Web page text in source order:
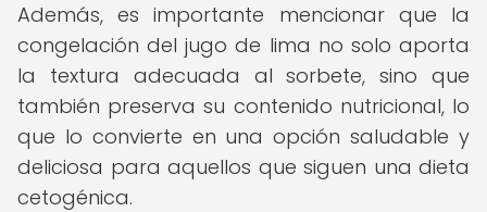
Además, es importante mencionar que la
congelación del jugo de lima no solo aporta
la textura adecuada al sorbete, sino que
también preserva su contenido nutricional, lo
que lo convierte en una opción saludable y
deliciosa para aquellos que siguen una dieta
cetogénica.